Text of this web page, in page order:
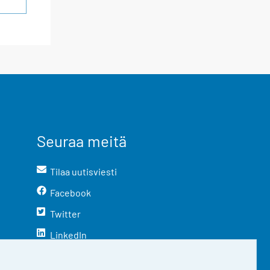
Seuraa meitä
Tilaa uutisviesti
Facebook
Twitter
LinkedIn